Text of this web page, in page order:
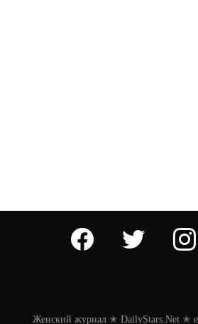
facebook twitter
Женский журнал ✭ DailyStars.Net ✭